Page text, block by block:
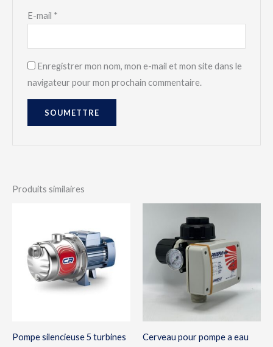
E-mail *
Enregistrer mon nom, mon e-mail et mon site dans le
navigateur pour mon prochain commentaire.
Produits similaires
Pompe silencieuse 5 turbines
Cerveau pour pompe a eau